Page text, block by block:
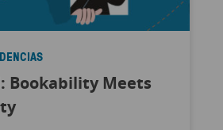
Bookability Meets